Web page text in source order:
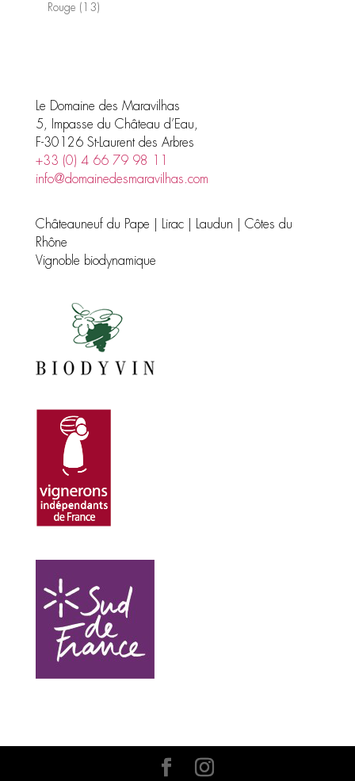
Rouge 1313
Le Domaine des Maravilhas
5, Impasse du Château d’Eau,
F-30126 St-Laurent des Arbres
+33 (0) 4 66 79 98 11
info@domainedesmaravilhas.com
Châteauneuf du Pape | Lirac | Laudun | Côtes du
Rhône
Vignoble biodynamique